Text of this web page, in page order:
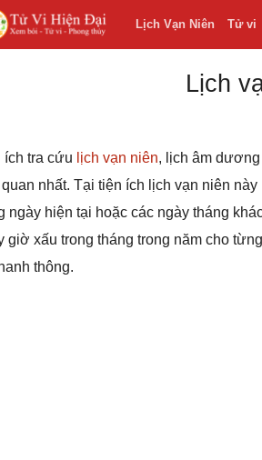
Lịch Vạn Niên Tử vi
Lịch
ích tra cứu lịch vạn niên, lịch âm
nhất. Tại tiện ích lịch vạn niên
ngày hiện tại hoặc các ngày tháng
giờ xấu trong tháng trong năm cho
thông.